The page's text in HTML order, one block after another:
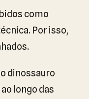
como
Por isso,
dinossauro
longo das